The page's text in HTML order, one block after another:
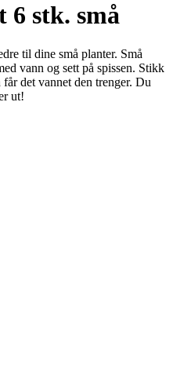
6 stk. små
til dine små planter. Små
vann og sett på spissen. Stikk
det vannet den trenger. Du
ut!